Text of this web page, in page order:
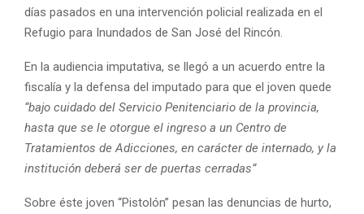
días pasados en una intervención policial realizada en el
Refugio para Inundados de San José del Rincón.
En la audiencia imputativa, se llegó a un acuerdo entre la
fiscalía y la defensa del imputado para que el joven quede
“bajo cuidado del Servicio Penitenciario de la provincia,
hasta que se le otorgue el ingreso a un Centro de
Tratamientos de Adicciones, en carácter de internado, y la
institución deberá ser de puertas cerradas”
Sobre éste joven “Pistolón” pesan las denuncias de hurto,